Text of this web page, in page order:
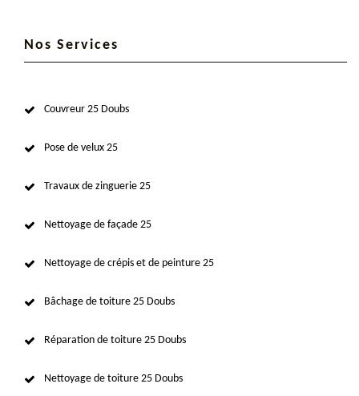
Nos Services
Couvreur 25 Doubs
Pose de velux 25
Travaux de zinguerie 25
Nettoyage de façade 25
Nettoyage de crépis et de peinture 25
Bâchage de toiture 25 Doubs
Réparation de toiture 25 Doubs
Nettoyage de toiture 25 Doubs